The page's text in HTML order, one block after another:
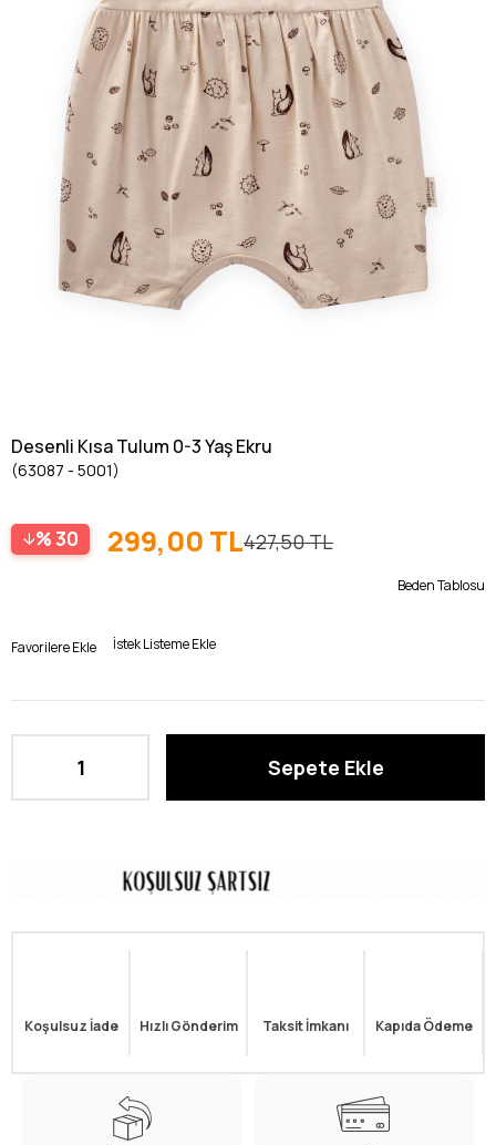
Desenli Kısa Tulum 0-3 Yaş Ekru
(63087 - 5001)
30 427,50 TL
299,00 TL
Beden Tablosu
Favorilere Ekle İstek Listeme Ekle
Koşulsuz İade Hızlı Gönderim Taksit İmkanı Kapıda Ödeme